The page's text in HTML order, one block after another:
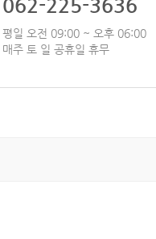
062-225-3636
평일 오전 09:00 ~ 오후 06:00
매주 토 일 공휴일 휴무